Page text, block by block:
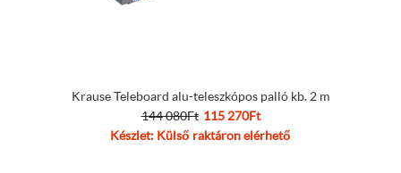
Krause Teleboard alu-teleszkópos palló kb. 2 m
144 080Ft 115 270Ft
Készlet: Külső raktáron elérhető